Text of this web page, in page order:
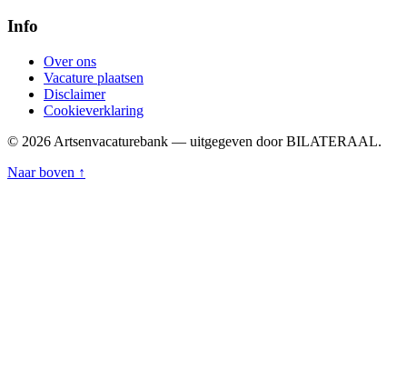
Info
Over ons
Vacature plaatsen
Disclaimer
Cookieverklaring
© 2026 Artsenvacaturebank — uitgegeven door BILATERAAL.
Naar boven ↑